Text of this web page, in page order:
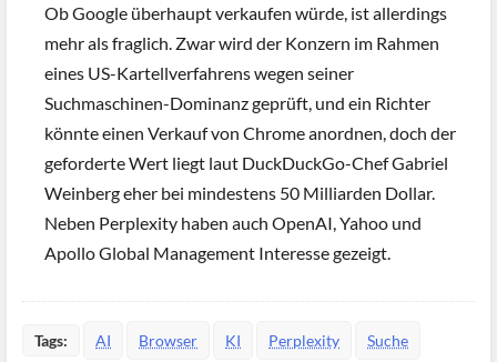
Ob Google überhaupt verkaufen würde, ist allerdings
mehr als fraglich. Zwar wird der Konzern im Rahmen
eines US-Kartellverfahrens wegen seiner
Suchmaschinen-Dominanz geprüft, und ein Richter
könnte einen Verkauf von Chrome anordnen, doch der
geforderte Wert liegt laut DuckDuckGo-Chef Gabriel
Weinberg eher bei mindestens 50 Milliarden Dollar.
Neben Perplexity haben auch OpenAI, Yahoo und
Apollo Global Management Interesse gezeigt.
Tags: AI Browser KI Perplexity Suche